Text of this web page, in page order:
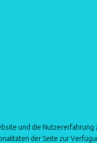
und die Nutzererfahrung
der Seite zur